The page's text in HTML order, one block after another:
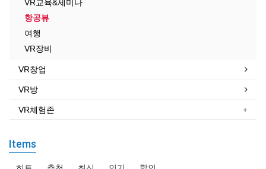
VR교육&세미나
항공뷰
여행
VR장비
VR창업
VR방
VR체험존
Items